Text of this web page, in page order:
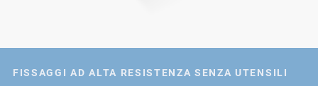
FISSAGGI AD ALTA RESISTENZA SENZA UTENSILI